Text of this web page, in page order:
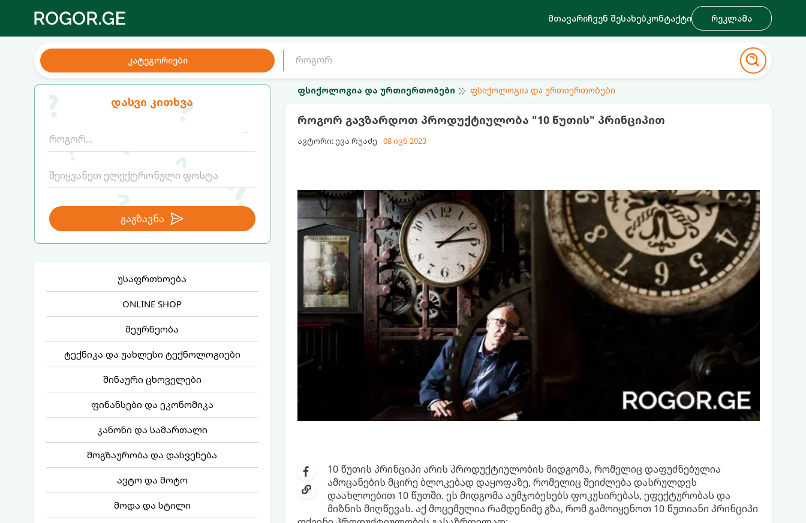
მთავარიჩვენ შესახებკონტაქტი რეკლამა
კატეგორიები
დასვი კითხვა
გაგზავნა
უსაფრთხოება
ONLINE SHOP
მეურნეობა
ტექნიკა და უახლესი ტექნოლოგიები
შინაური ცხოველები
ფინანსები და ეკონომიკა
კანონი და სამართალი
მოგზაურობა და დასვენება
ავტო და მოტო
მოდა და სტილი
ფსიქოლოგია და ურთიერთობები ფსიქოლოგია და ურთიერთობები
როგორ გავზარდოთ პროდუქტიულობა "10 წუთის" პრინციპით
ავტორი: ევა რუაძე 08 ივნ 2023
10 წუთის პრინციპი არის პროდუქტიულობის მიდგომა, რომელიც დაფუძნებულია
ამოცანების მცირე ბლოკებად დაყოფაზე, რომელიც შეიძლება დასრულდეს
დაახლოებით 10 წუთში. ეს მიდგომა აუმჯობესებს ფოკუსირებას, ეფექტურობას და
მიზნის მიღწევას. აქ მოცემულია რამდენიმე გზა, რომ გამოიყენოთ 10 წუთიანი პრინციპი